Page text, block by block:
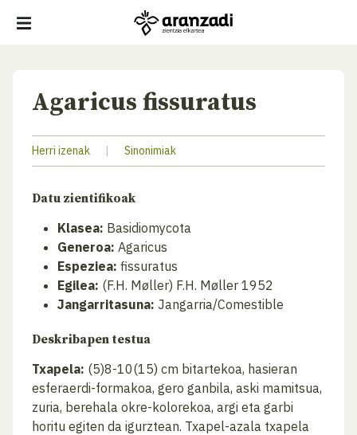
Agaricus fissuratus
Herri izenak | Sinonimiak
Datu zientifikoak
Klasea: Basidiomycota
Generoa: Agaricus
Espeziea: fissuratus
Egilea: (F.H. Møller) F.H. Møller 1952
Jangarritasuna: Jangarria/Comestible
Deskribapen testua
Txapela: (5)8-10(15) cm bitartekoa, hasieran
esferaerdi-formakoa, gero ganbila, aski mamitsua,
zuria, berehala okre-kolorekoa, argi eta garbi
horitu egiten da igurztean. Txapel-azala txapela